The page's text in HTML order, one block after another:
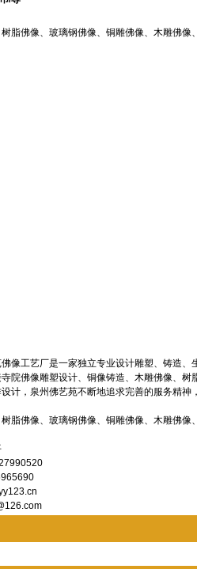
脂佛像、玻璃钢佛像、铜雕佛像、木雕佛
工艺厂是一家独立专业设计雕塑、铸造、
院佛像雕塑设计、铜像铸造、木雕佛像、
计，泉州佛艺苑不断地追求完善的服务精神
脂佛像、玻璃钢佛像、铜雕佛像、木雕佛像